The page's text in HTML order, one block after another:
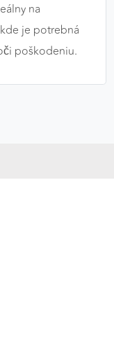
na
je potrebná
poškodeniu.
tretích strán.